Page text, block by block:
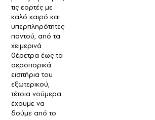
τις εορτές με
καλό καιρό και
υπερπληρότητες
παντού, από τα
χειμερινά
θέρετρα έως τα
αεροπορικά
εισιτήρια του
εξωτερικού,
τέτοια νούμερα
έχουμε να
δούμε από το